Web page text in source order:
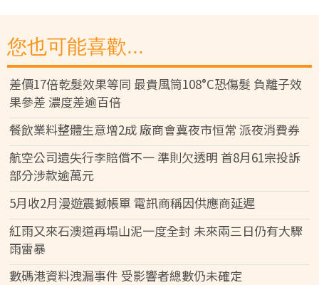
您也可能喜歡...
差價17倍乾髮效果等同 最貴風筒108°C恐傷髮 負離子效
果參差 濃度差逾百倍
餐飲業料整體生意增2成 廠商會冀夜市恒常 派夜消費券
航空公司遺失行李賠償不一 準則欠透明 首8月61宗投訴
部分涉款逾萬元
5月收2月漫遊震撼帳單 電訊商稱因供應商延遲
紅雨又來石澳道再塌山泥一度全封 未來兩三日仍有大驟
雨雷暴
數碼港資料洩漏事件 受影響者總數仍未確定